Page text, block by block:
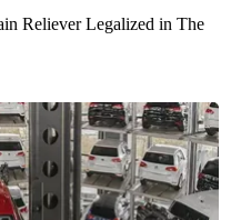
Reliever Legalized in The